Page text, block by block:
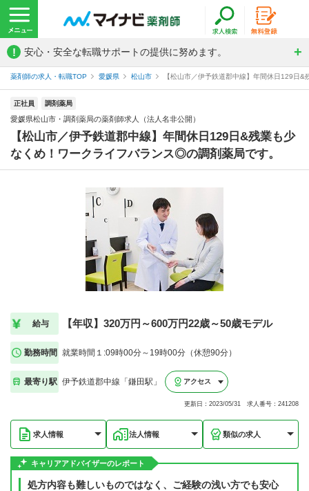
! 安心・安全な転職サポートの提供に努めます。
薬剤師の求人・転職TOP 愛媛県 松山市 【松山市／伊予鉄道郡中線】年間休日129日
正社員 調剤薬局
愛媛県松山市・調剤薬局の薬剤師求人（法人名非公開）
【松山市／伊予鉄道郡中線】年間休日129日&残業も少
なくめ！ワークライフバランス◎の調剤薬局です。
給与 【年収】320万円～600万円22歳～50歳モデル
勤務時間 就業時間１:09時00分～19時00分（休憩90分）
最寄り駅 伊予鉄道郡中線「鎌田駅」 アクセス
更新日：2023/05/31 求人番号：241208
求人情報 法人情報 類似の求人
キャリアアドバイザーのレポート
処方内容も難しいものではなく、ご経験の浅い方でも安心